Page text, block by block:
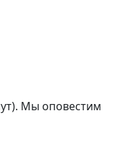
Мы оповестим